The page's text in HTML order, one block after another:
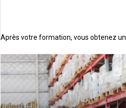
Après votre formation, vous obtenez